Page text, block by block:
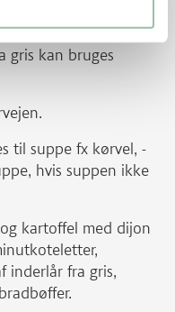
gris kan bruges
til suppe fx kørvel, -
hvis suppen ikke
kartoffel med dijon
inderlår fra gris,